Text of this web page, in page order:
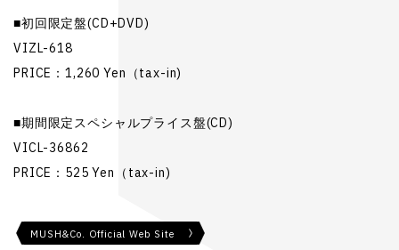
■初回限定盤(CD+DVD)
VIZL-618
PRICE：1,260 Yen（tax-in)
■期間限定スペシャルプライス盤(CD)
VICL-36862
PRICE：525 Yen（tax-in)
MUSH&Co. Official Web Site